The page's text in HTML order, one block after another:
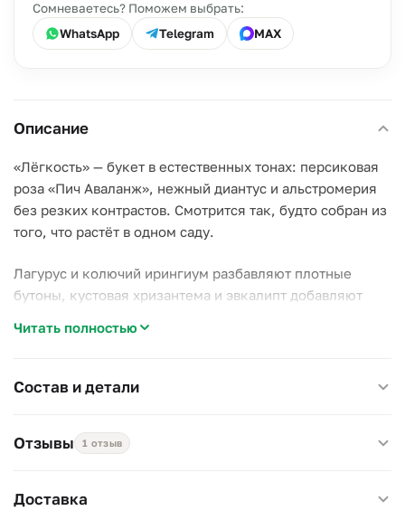
Сомневаетесь? Поможем выбрать:
WhatsApp
Telegram MAX
Описание
«Лёгкость» — букет в естественных тонах: персиковая
роза «Пич Аваланж», нежный диантус и альстромерия
без резких контрастов. Смотрится так, будто собран из
того, что растёт в одном саду.
Лагурус и колючий ирингиум разбавляют плотные
бутоны, кустовая хризантема и эвкалипт добавляют
несмотря на плотную сборку.
Почему стоит выбрать этот букет:
–Компактный размер.
Удобно держать в руках и легко
последнего дня.
Читать полностью
Состав и детали
Отзывы 1 отзыв
Доставка